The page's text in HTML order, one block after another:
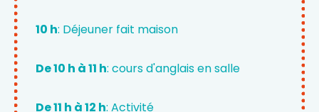
10 h: Déjeuner fait maison
De 10 h à 11 h: cours d'anglais en salle
De 11 h à 12 h: Activité